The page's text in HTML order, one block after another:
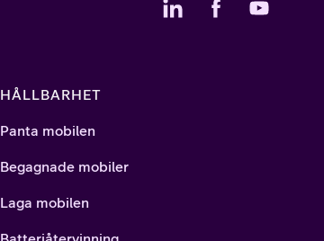
HÅLLBARHET
Panta mobilen
Begagnade mobiler
Laga mobilen